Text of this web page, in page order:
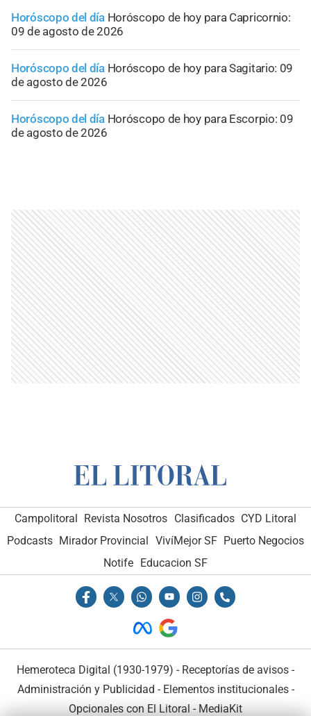
Horóscopo del día Horóscopo de hoy para Capricornio:
09 de agosto de 2026
Horóscopo del día Horóscopo de hoy para Sagitario: 09
de agosto de 2026
Horóscopo del día Horóscopo de hoy para Escorpio: 09
de agosto de 2026
Campolitoral Revista Nosotros Clasificados CYD Litoral
Podcasts Mirador Provincial VivíMejor SF Puerto Negocios
Notife
Educacion SF
Hemeroteca Digital (1930-1979) - Receptorías de avisos -
Administración y Publicidad - Elementos institucionales-
Opcionales con El Litoral - MediaKit